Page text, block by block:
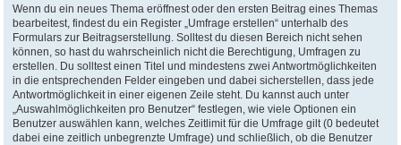
Wenn du ein neues Thema eröffnest oder den ersten Beitrag eines Themas
bearbeitest, findest du ein Register „Umfrage erstellen“ unterhalb des
Formulars zur Beitragserstellung. Solltest du diesen Bereich nicht sehen
können, so hast du wahrscheinlich nicht die Berechtigung, Umfragen zu
erstellen. Du solltest einen Titel und mindestens zwei Antwortmöglichkeiten
in die entsprechenden Felder eingeben und dabei sicherstellen, dass jede
Antwortmöglichkeit in einer eigenen Zeile steht. Du kannst auch unter
„Auswahlmöglichkeiten pro Benutzer“ festlegen, wie viele Optionen ein
Benutzer auswählen kann, welches Zeitlimit für die Umfrage gilt (0 bedeutet
dabei eine zeitlich unbegrenzte Umfrage) und schließlich, ob die Benutzer